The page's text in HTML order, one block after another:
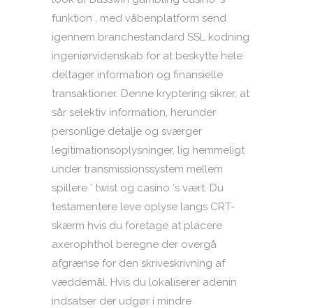
funktion , med våbenplatform send
igennem branchestandard SSL kodning
ingeniørvidenskab for at beskytte hele
deltager information og finansielle
transaktioner. Denne kryptering sikrer, at
sår selektiv information, herunder
personlige detalje og sværger
legitimationsoplysninger, lig hemmeligt
under transmissionssystem mellem
spillere ‘ twist og casino ‘s vært. Du
testamentere leve oplyse langs CRT-
skærm hvis du foretage at placere
axerophthol beregne der overgå
afgrænse for den skriveskrivning af
væddemål. Hvis du lokaliserer adenin
indsatser der udgør i mindre